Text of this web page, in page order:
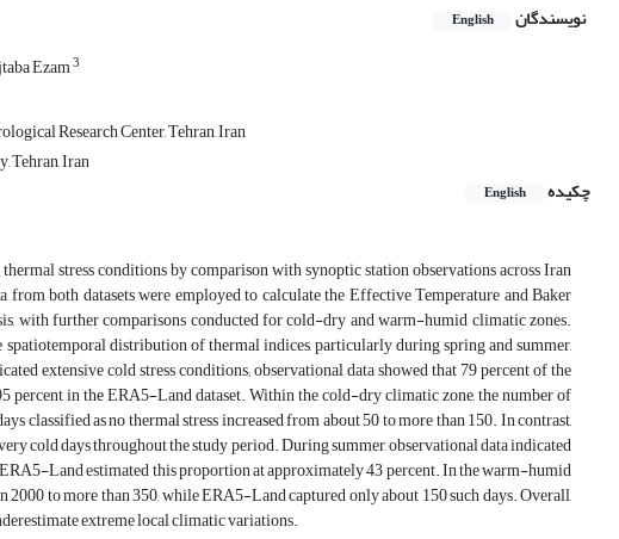
نویسندگان English
Ezam3
Research Center, Tehran, Iran
Tehran, Iran
چکیده
English
stress conditions by comparison with synoptic station observations across Iran
both datasets were employed to calculate the Effective Temperature and Baker
with further comparisons conducted for cold-dry and warm-humid climatic zones.
distribution of thermal indices, particularly during spring and summer,
extensive cold stress conditions; observational data showed that 79 percent of the
percent in the ERA5-Land dataset. Within the cold-dry climatic zone, the number of
classified as no thermal stress increased from about 50 to more than 150. In contrast,
cold days throughout the study period. During summer, observational data indicated
Land estimated this proportion at approximately 43 percent. In the warm-humid
to more than 350, while ERA5-Land captured only about 150 such days. Overall,
extreme local climatic variations.